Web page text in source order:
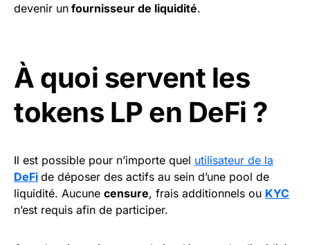
devenir un fournisseur de liquidité.
À quoi servent les
tokens LP en DeFi ?
Il est possible pour n’importe quel utilisateur de la
DeFi de déposer des actifs au sein d’une pool de
liquidité. Aucune censure, frais additionnels ou KYC
n’est requis afin de participer.